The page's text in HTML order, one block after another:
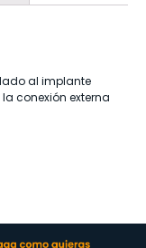
al implante
conexión externa